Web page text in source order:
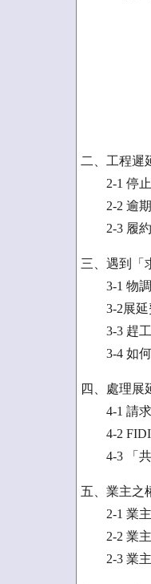
二、工程遲
2-1 停止
2-2 逾期
2-3 履約
三、遇到「
3-1 物調
3-2展延
3-3 趕工
3-4 如何
四、處理展
4-1 請求
4-2 FIDIC
4-3 「共
五、業主之
2-1 業主
2-2 業主
2-3 業主